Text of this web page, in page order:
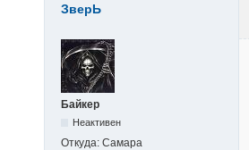
ЗверЬ
Байкер
Неактивен
Откуда: Самара